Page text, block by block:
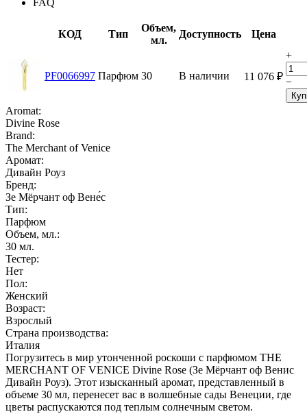
FAQ
КОД Тип
Объем,
мл.
Доступность Цена
PF0066997 Парфюм 30 В наличии 11 076 ₽
+
−
Aromat:
Divine Rose
Brand:
The Merchant of Venice
Аромат:
Дивайн Роуз
Бренд:
Зе Мёрчант оф Вене́с
Тип:
Парфюм
Объем, мл.:
30 мл.
Тестер:
Нет
Пол:
Женский
Возраст:
Взрослый
Страна производства:
Италия
Погрузитесь в мир утонченной роскоши с парфюмом THE
MERCHANT OF VENICE Divine Rose (Зе Мёрчант оф Венис
Дивайн Роуз). Этот изысканный аромат, представленный в
объеме 30 мл, перенесет вас в волшебные сады Венеции, где
цветы распускаются под теплым солнечным светом.